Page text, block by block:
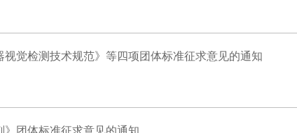
觉检测技术规范》等四项团体标准征求意见的通知
团体标准征求意见的通知